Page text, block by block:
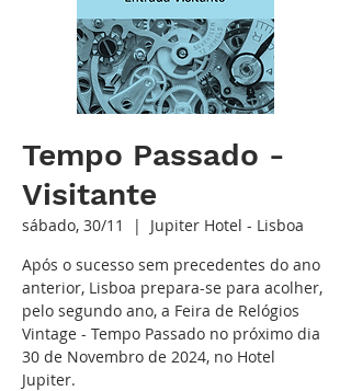
Tempo Passado -
Visitante
sábado, 30/11
  |
Jupiter Hotel - Lisboa
Após o sucesso sem precedentes do ano
anterior, Lisboa prepara-se para acolher,
pelo segundo ano, a Feira de Relógios
Vintage - Tempo Passado no próximo dia
30 de Novembro de 2024, no Hotel
Jupiter.